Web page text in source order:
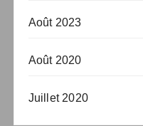
Août 2023
Août 2020
Juillet 2020